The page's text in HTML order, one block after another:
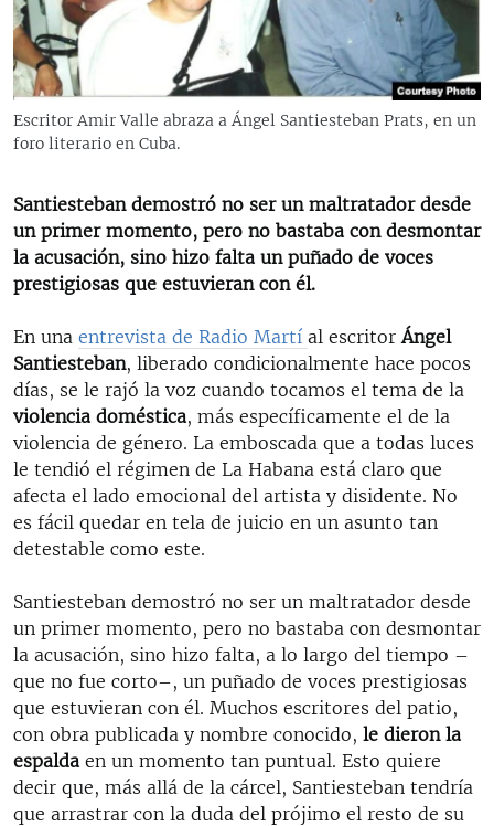
RADIO MARTÍ
ESPECIALES
ESPECIALES
LA REALIDAD DE LA VIVIENDA EN CUBA
LOS SANTOS DE HIALEAH
DESINFORMACIÓN RUSA EN AMÉRICA LATINA
LA INVASIÓN DE RUSIA A UCRANIA
MULTIMEDIA
EDITORIALES
SÍGUENOS
Escritor Amir Valle abraza a Ángel Santiesteban Prats, en un
foro literario en Cuba.
Santiesteban demostró no ser un maltratador desde
un primer momento, pero no bastaba con desmontar
la acusación, sino hizo falta un puñado de voces
prestigiosas que estuvieran con él.
En una entrevista de Radio Martí al escritor Ángel
Santiesteban, liberado condicionalmente hace pocos
días, se le rajó la voz cuando tocamos el tema de la
violencia doméstica, más específicamente el de la
violencia de género. La emboscada que a todas luces
le tendió el régimen de La Habana está claro que
afecta el lado emocional del artista y disidente. No
es fácil quedar en tela de juicio en un asunto tan
detestable como este.
Santiesteban demostró no ser un maltratador desde
un primer momento, pero no bastaba con desmontar
la acusación, sino hizo falta, a lo largo del tiempo –
que no fue corto–, un puñado de voces prestigiosas
que estuvieran con él. Muchos escritores del patio,
con obra publicada y nombre conocido, le dieron la
espalda en un momento tan puntual. Esto quiere
decir que, más allá de la cárcel, Santiesteban tendría
que arrastrar con la duda del prójimo el resto de su